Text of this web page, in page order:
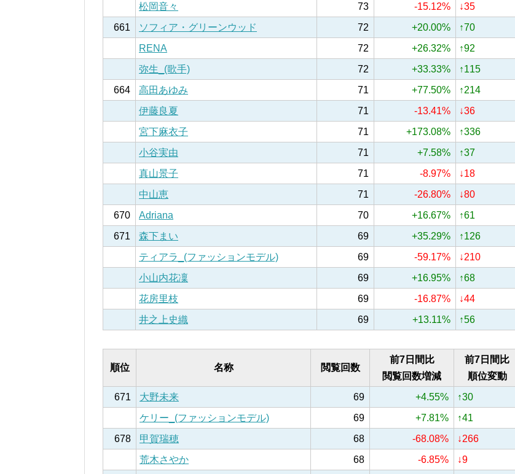
松岡音々
73 -15.12%
↓35
661
ソフィア・グリーンウッド 72 +20.00%
↑70
RENA
72 +26.32%
↑92
弥生_(歌手)
72 +33.33%
↑115
664
高田あゆみ 71 +77.50%
↑214
伊藤良夏
71 -13.41%
↓36
宮下麻衣子
71 +173.08%
↑336
小谷実由
71 +7.58%
↑37
真山景子
71 -8.97%
↓18
中山恵
71 -26.80%
↓80
670
Adriana 70 +16.67%
↑61
671
森下まい 69 +35.29%
↑126
ティアラ_(ファッションモデル)
69 -59.17%
↓210
小山内花凜
69 +16.95%
↑68
花房里枝
69 -16.87%
↓44
井之上史織
69 +13.11% ↑56
順位 名称 閲覧回数
前7日間比
閲覧回数増減
前7日間比
順位変動
671
大野未来 69 +4.55%
↑30
ケリー_(ファッションモデル)
69 +7.81%
↑41
678
甲賀瑞穂 68 -68.08%
↓266
荒木さやか
68 -6.85%
↓9